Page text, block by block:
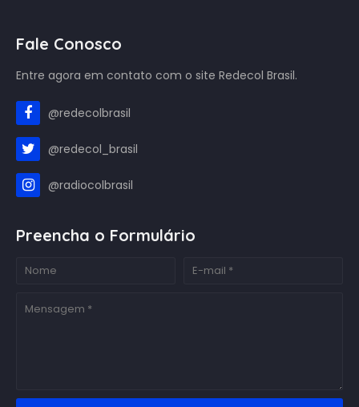
Fale Conosco
Entre agora em contato com o site Redecol Brasil.
@redecolbrasil
@redecol_brasil
@radiocolbrasil
Preencha o Formulário